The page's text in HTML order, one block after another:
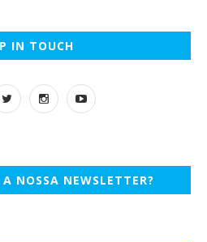
IN TOUCH
A NOSSA NEWSLETTER?